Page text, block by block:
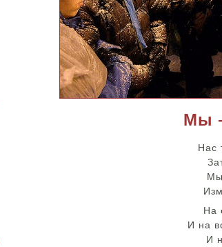
Мы
Нас
Мы
На
И на
И